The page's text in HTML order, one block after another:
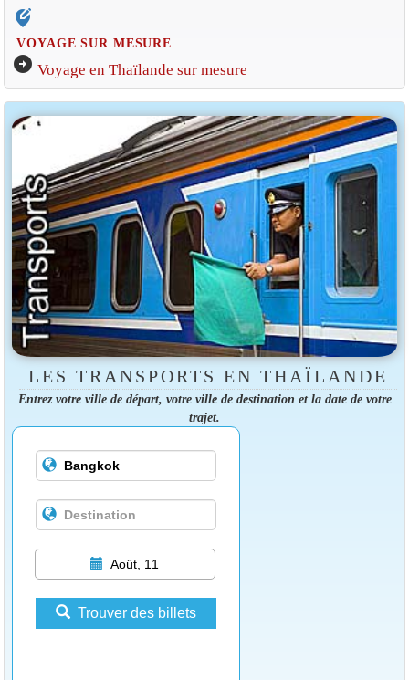
edit_location_alt
VOYAGE SUR MESURE
arrow_circle_right Voyage en Thaïlande sur mesure
LES TRANSPORTS EN THAÏLANDE
Entrez votre ville de départ, votre ville de destination et la date de votre
trajet.
Août, 11
Trouver des billets